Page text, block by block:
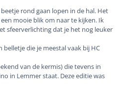
rond gaan lopen in de hal. Het
mooie blik om naar te kijken. Ik
sfeerverlichting dat je het nog leuker
die je meestal vaak bij HC
van de kermis) die tevens in
in Lemmer staat. Deze editie was